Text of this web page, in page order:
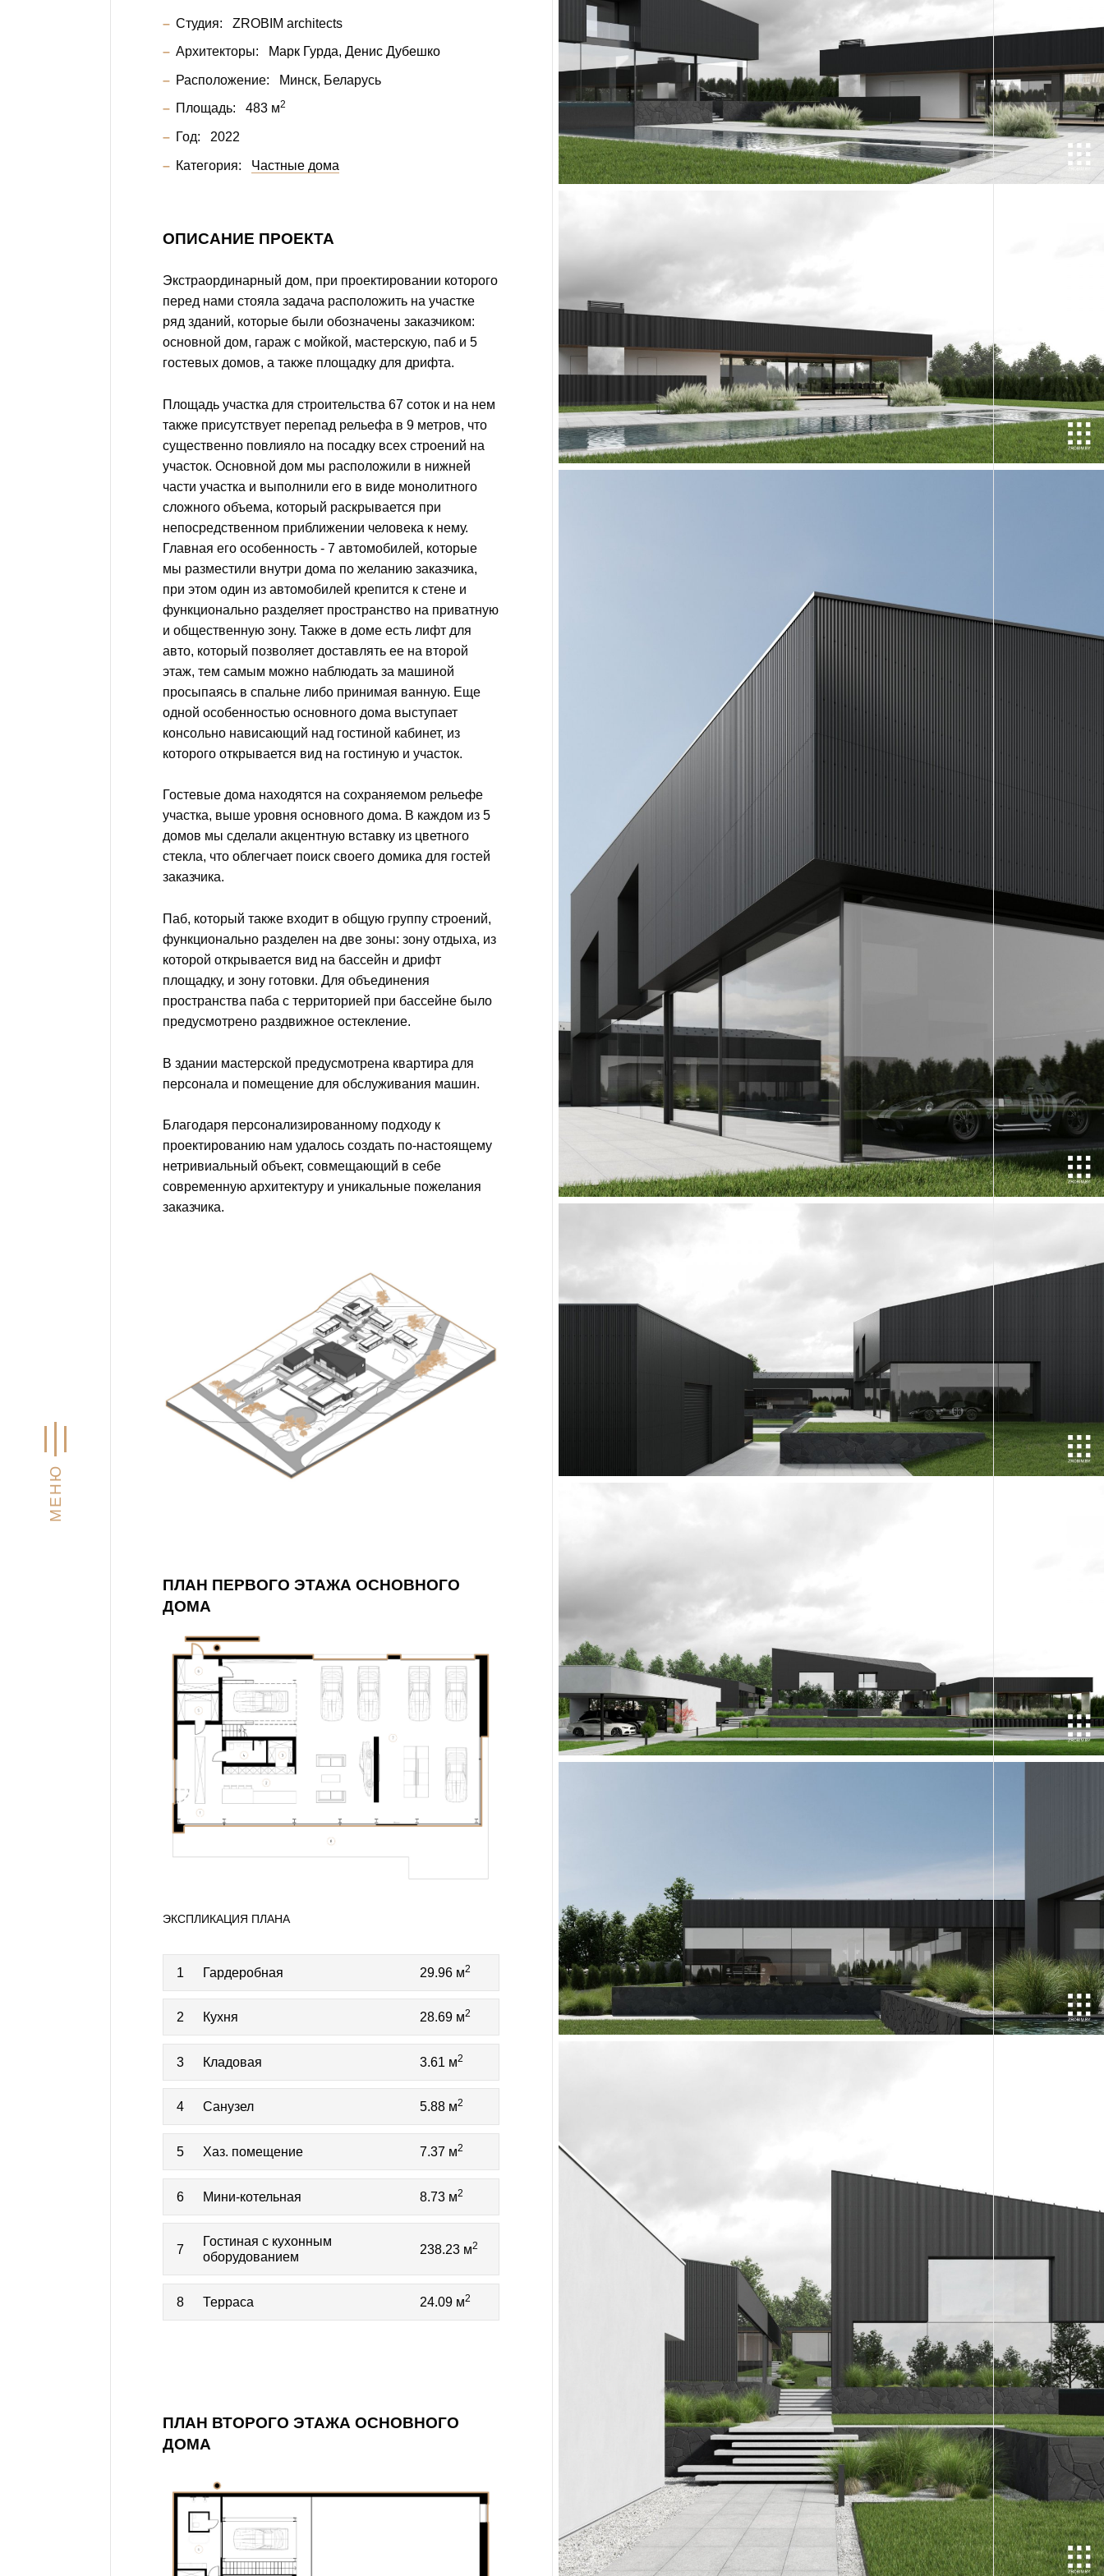
МЕНЮ
Студия: ZROBIM architects
Архитекторы: Марк Гурда Денис Дубешко
Расположение: Минск, Беларусь
Площадь: 483 м2
Год: 2022
Категория: Частные дома
ОПИСАНИЕ ПРОЕКТА
Экстраординарный дом, при проектировании которого
перед нами стояла задача расположить на участке
ряд зданий, которые были обозначены заказчиком:
основной дом, гараж с мойкой, мастерскую, паб и 5
гостевых домов, а также площадку для дрифта.
Площадь участка для строительства 67 соток и на нем
также присутствует перепад рельефа в 9 метров, что
существенно повлияло на посадку всех строений на
участок. Основной дом мы расположили в нижней
части участка и выполнили его в виде монолитного
сложного объема, который раскрывается при
непосредственном приближении человека к нему.
Главная его особенность - 7 автомобилей, которые
мы разместили внутри дома по желанию заказчика,
при этом один из автомобилей крепится к стене и
функционально разделяет пространство на приватную
и общественную зону. Также в доме есть лифт для
авто, который позволяет доставлять ее на второй
этаж, тем самым можно наблюдать за машиной
просыпаясь в спальне либо принимая ванную. Еще
одной особенностью основного дома выступает
консольно нависающий над гостиной кабинет, из
которого открывается вид на гостиную и участок.
Гостевые дома находятся на сохраняемом рельефе
участка, выше уровня основного дома. В каждом из 5
домов мы сделали акцентную вставку из цветного
стекла, что облегчает поиск своего домика для гостей
заказчика.
Паб, который также входит в общую группу строений,
функционально разделен на две зоны: зону отдыха, из
которой открывается вид на бассейн и дрифт
площадку, и зону готовки. Для объединения
пространства паба с территорией при бассейне было
предусмотрено раздвижное остекление.
В здании мастерской предусмотрена квартира для
персонала и помещение для обслуживания машин.
Благодаря персонализированному подходу к
проектированию нам удалось создать по-настоящему
нетривиальный объект, совмещающий в себе
современную архитектуру и уникальные пожелания
заказчика.
ПЛАН ПЕРВОГО ЭТАЖА ОСНОВНОГО
ДОМА
ЭКСПЛИКАЦИЯ ПЛАНА
1 Гардеробная 29.96 м2
2 Кухня 28.69 м2
3 Кладовая 3.61 м2
4 Санузел 5.88 м2
5 Хаз. помещение 7.37 м2
6 Мини-котельная 8.73 м2
7
Гостиная с кухонным
оборудованием
238.23 м2
8 Терраса 24.09 м2
ПЛАН ВТОРОГО ЭТАЖА ОСНОВНОГО
ДОМА